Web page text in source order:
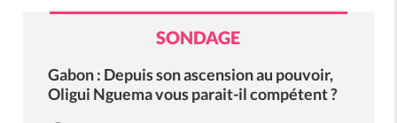
SONDAGE
Gabon : Depuis son ascension au pouvoir,
Oligui Nguema vous parait-il compétent ?